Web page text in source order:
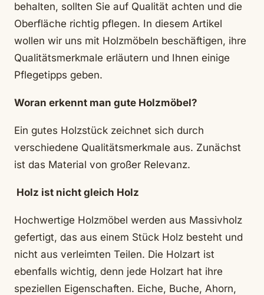
behalten, sollten Sie auf Qualität achten und die
Oberfläche richtig pflegen. In diesem Artikel
wollen wir uns mit Holzmöbeln beschäftigen, ihre
Qualitätsmerkmale erläutern und Ihnen einige
Pflegetipps geben.
Woran erkennt man gute Holzmöbel?
Ein gutes Holzstück zeichnet sich durch
verschiedene Qualitätsmerkmale aus. Zunächst
ist das Material von großer Relevanz.
Holz ist nicht gleich Holz
Hochwertige Holzmöbel werden aus Massivholz
gefertigt, das aus einem Stück Holz besteht und
nicht aus verleimten Teilen. Die Holzart ist
ebenfalls wichtig, denn jede Holzart hat ihre
speziellen Eigenschaften. Eiche, Buche, Ahorn,